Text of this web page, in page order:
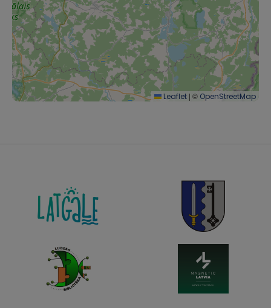
Leaflet | © OpenStreetMap